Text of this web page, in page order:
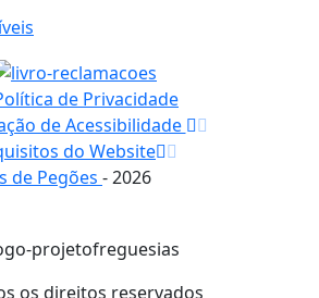
de Privacidade
de Acessibilidade
do Website
de Pegões - 2026
os direitos reservados